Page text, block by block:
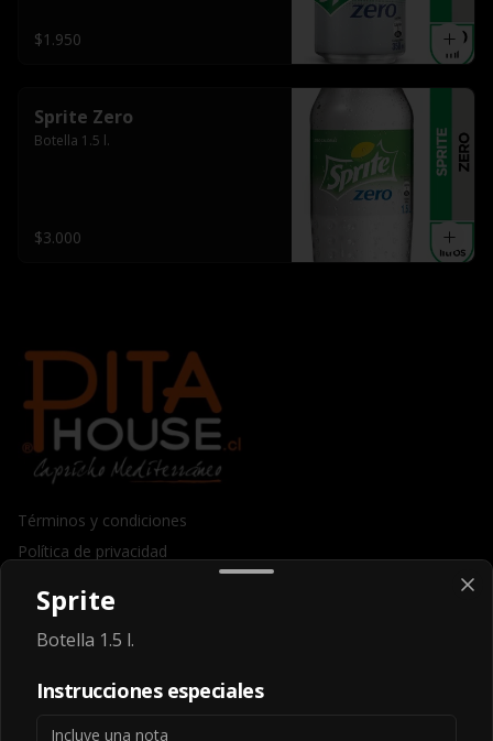
$1.950
Sprite Zero
Botella 1.5 l.
$3.000
Términos y condiciones
Política de privacidad
Redes sociales
Instagram
Mi cuenta
Sprite
Botella 1.5 l.
Instrucciones especiales